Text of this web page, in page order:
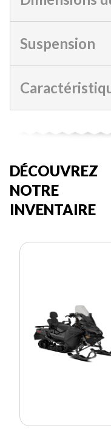
Suspension
DÉCOUVREZ
NOTRE
INVENTAIRE